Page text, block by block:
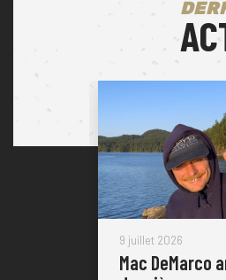
9 juillet 2026
Mac DeMarco